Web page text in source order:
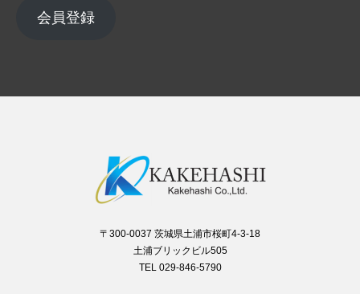
会員登録
〒300-0037 茨城県土浦市桜町4-3-18
土浦ブリックビル505
TEL 029-846-5790